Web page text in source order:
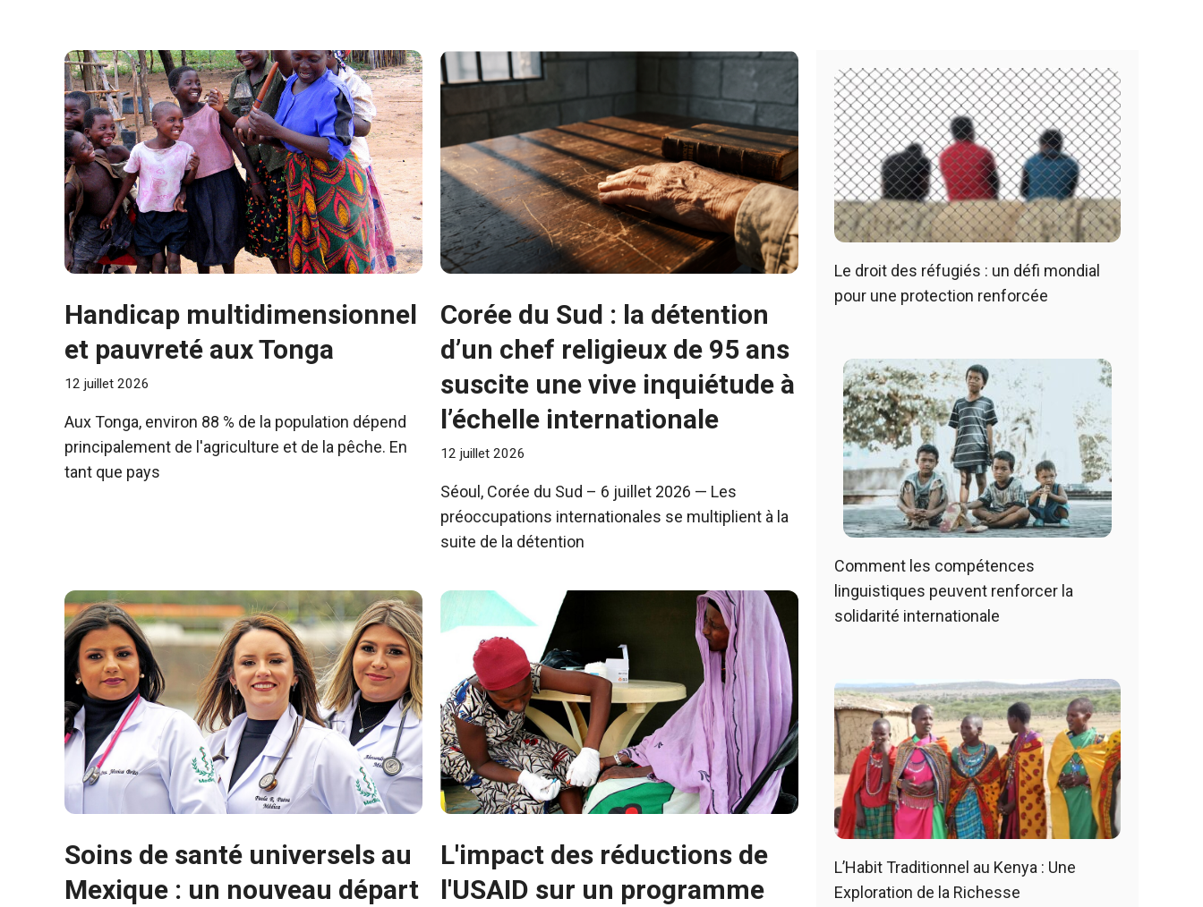
Handicap multidimensionnel
et pauvreté aux Tonga
12 juillet 2026
Aux Tonga, environ 88 % de la population dépend
principalement de l'agriculture et de la pêche. En
tant que pays
Corée du Sud : la détention
d’un chef religieux de 95 ans
suscite une vive inquiétude à
l’échelle internationale
12 juillet 2026
Séoul, Corée du Sud – 6 juillet 2026 — Les
préoccupations internationales se multiplient à la
suite de la détention
Soins de santé universels au
Mexique : un nouveau départ
L'impact des réductions de
l'USAID sur un programme
Le droit des réfugiés : un défi mondial
pour une protection renforcée
Comment les compétences
linguistiques peuvent renforcer la
solidarité internationale
L’Habit Traditionnel au Kenya : Une
Exploration de la Richesse